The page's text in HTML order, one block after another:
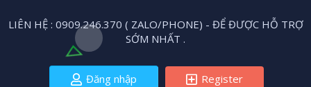
LIÊN HỆ : 0909.246.370 ( ZALO/PHONE) - ĐỂ ĐƯỢC HỖ TRỢ
SỚM NHẤT .
Đăng nhập Register